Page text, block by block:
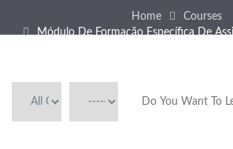
Home
Courses
Módulo De Formação Específica De